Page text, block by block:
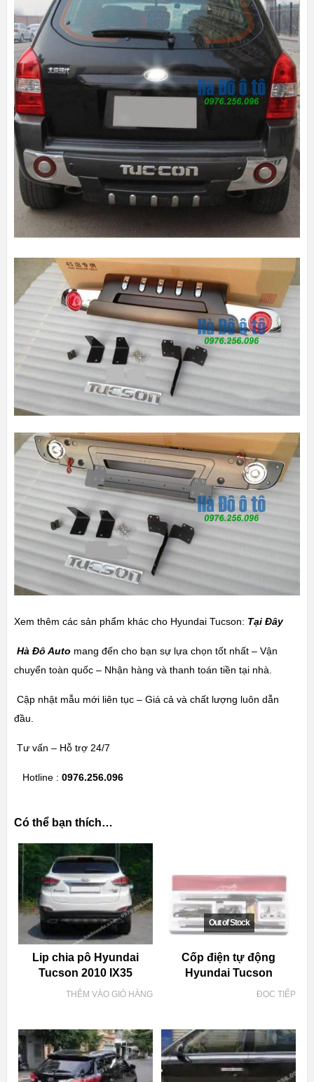
Xem thêm các sản phẩm khác cho Hyundai Tucson: Tại Đây
Hà Đô Auto mang đến cho bạn sự lựa chọn tốt nhất – Vận
chuyển toàn quốc – Nhận hàng và thanh toán tiền tại nhà.
Cập nhật mẫu mới liên tục – Giá cả và chất lượng luôn dẫn
đầu.
Tư vấn – Hỗ trợ 24/7
Hotline : 0976.256.096
Có thể bạn thích…
Lip chia pô Hyundai
Tucson 2010 IX35
THÊM VÀO GIỎ HÀNG
Cốp điện tự động
Hyundai Tucson
ĐỌC TIẾP